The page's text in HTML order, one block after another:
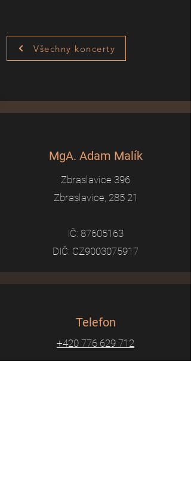
Všechny koncerty
MgA. Adam Malík
Zbraslavice 396
Zbraslavice, 285 21
IČ: 87605163
DIČ: CZ9003075917
Telefon
+420 776 629 712